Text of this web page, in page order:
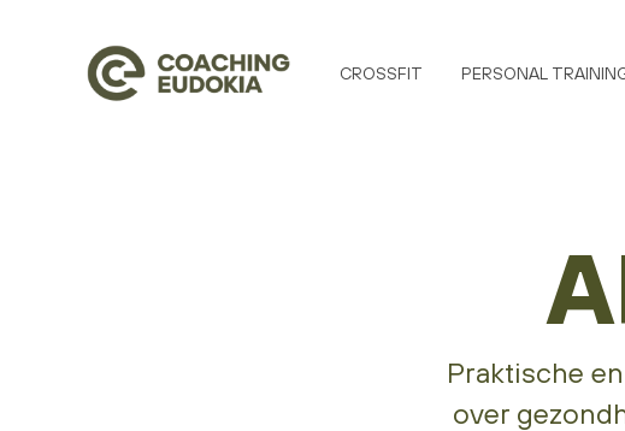
CROSSFIT PERSONAL
Praktische
over